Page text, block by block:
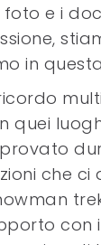
e i
in
quei
che
con